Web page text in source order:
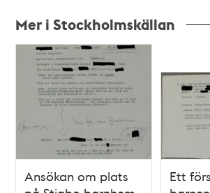
Mer i Stockholmskällan
Relaterade
poster
teman
Ansökan om plats
Ett